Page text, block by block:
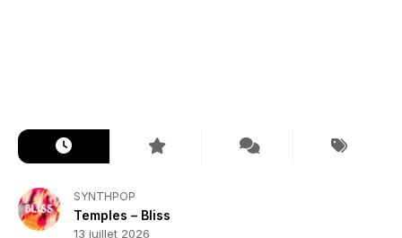
SYNTHPOP
Temples – Bliss
13 juillet 2026